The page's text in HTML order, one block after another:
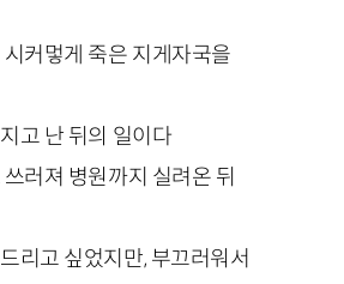
커멓게 죽은 지게자국을
고 난 뒤의 일이다
러져 병원까지 실려온 뒤
리고 싶었지만, 부끄러워서